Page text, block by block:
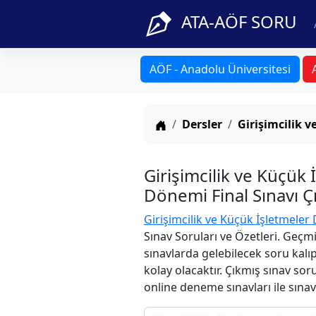
ATA-AÖF SORU
AÖF - Anadolu Üniversitesi
Anasayfa
Dersler Girişimcilik
Girişimcilik ve Küçük
Dönemi Final Sınavı
Girişimcilik ve Küçük İşletmeler
Sınav Soruları ve Özetleri.
sınavlarda gelebilecek soru
kolay olacaktır. Çıkmış sınav
online deneme sınavları ile